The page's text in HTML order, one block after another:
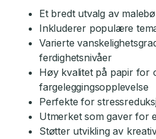
Et bredt utvalg av
Inkluderer populære
Varierte
ferdighetsnivåer
Høy kvalitet på papir for
fargeleggingsopplevelse
Perfekte for
Utmerket som gaver for
Støtter utvikling av